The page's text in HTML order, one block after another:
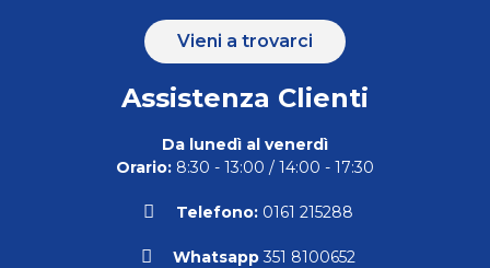
Vieni a trovarci
Assistenza Clienti
Da lunedì al venerdì
Orario: 8:30 - 13:00 / 14:00 - 17:30
Telefono:0161 215288
Whatsapp351 8100652